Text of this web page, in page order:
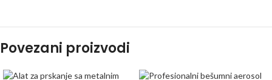
Povezani proizvodi